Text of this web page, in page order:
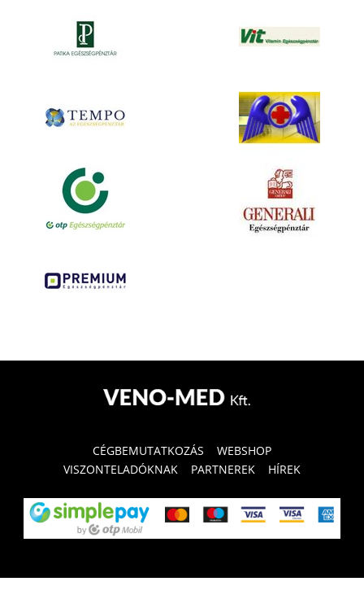
CÉGBEMUTATKOZÁS
WEBSHOP
VISZONTELADÓKNAK
PARTNEREK HÍREK